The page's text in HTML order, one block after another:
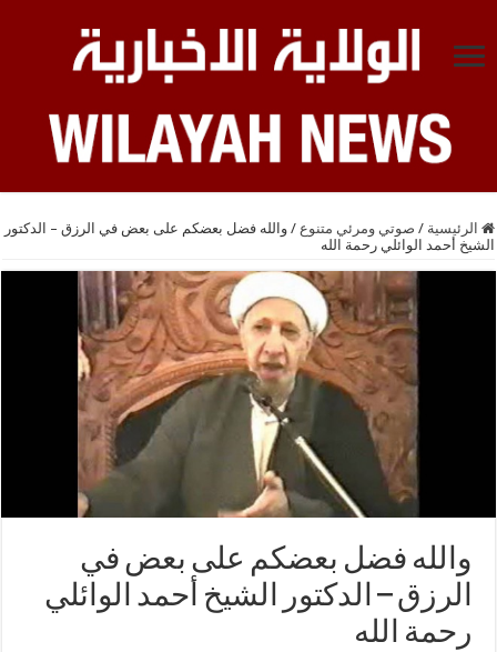
الرئيسية / صوتي ومرئي متنوع / والله فضل بعضكم على بعض في الرزق – الدكتور
الشيخ أحمد الوائلي رحمة الله
والله فضل بعضكم على بعض في
الرزق – الدكتور الشيخ أحمد الوائلي
رحمة الله